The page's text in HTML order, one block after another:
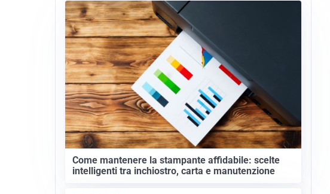
Come mantenere la stampante affidabile: scelte
intelligenti tra inchiostro, carta e manutenzione